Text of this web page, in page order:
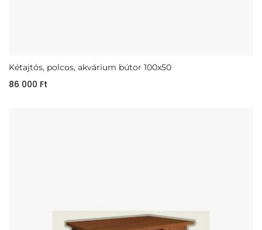
Kétajtós, polcos, akvárium bútor 100x50
86 000 Ft